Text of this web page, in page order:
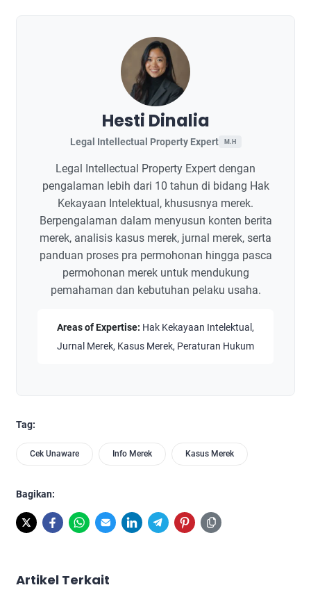
Hesti Dinalia
Legal Intellectual Property Expert M.H
Legal Intellectual Property Expert dengan
pengalaman lebih dari 10 tahun di bidang Hak
Kekayaan Intelektual, khususnya merek.
Berpengalaman dalam menyusun konten berita
merek, analisis kasus merek, jurnal merek, serta
panduan proses pra permohonan hingga pasca
permohonan merek untuk mendukung
pemahaman dan kebutuhan pelaku usaha.
Areas of Expertise: Hak Kekayaan Intelektual,
Jurnal Merek, Kasus Merek, Peraturan Hukum
Tag:
Cek Unaware Info Merek Kasus Merek
Bagikan:
Artikel Terkait